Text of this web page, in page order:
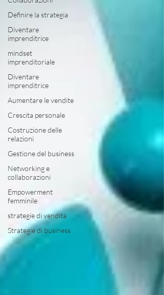
Definire la strategia
Diventare
imprenditrice
mindset
imprenditoriale
Diventare
imprenditrice
Aumentare le vendite
Crescita personale
Costruzione delle
relazioni
Gestione del business
Networking e
collaborazioni
Empowerment
femminile
strategie di vendita
Strategie di business